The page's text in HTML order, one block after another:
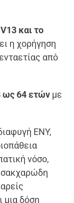
και το
η χορήγηση
από
ως 64 ετών με
ΕΝΥ,
νόσο,
σακχαρώδη
μια δόση